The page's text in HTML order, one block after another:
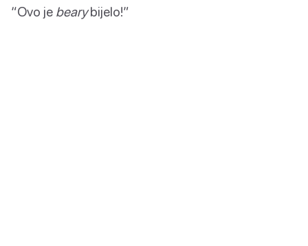
“Ovo je bearybijelo!”